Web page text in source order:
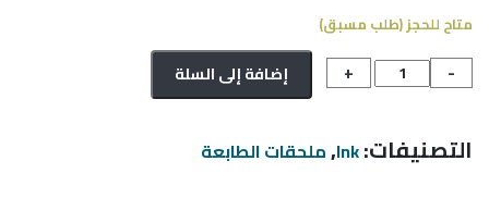
متاح للحجز (طلب مسبق)
-
كمية
INK
953
XL
+ إضافة إلى السلة
التصنيفات:Ink
,ملحقات الطابعة